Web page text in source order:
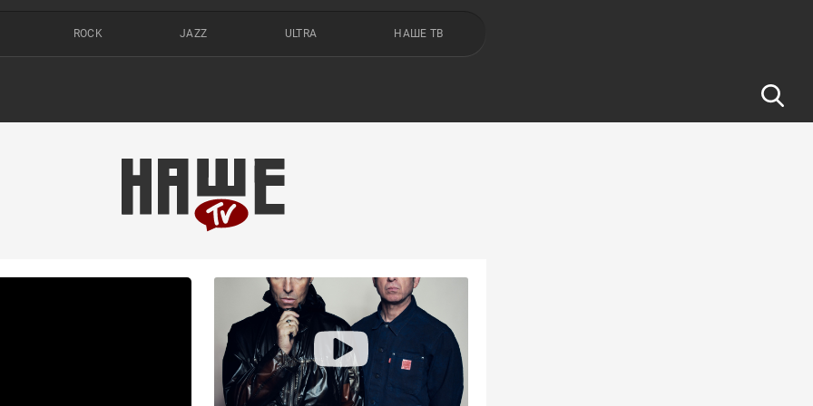
ROCK JAZZ ULTRA НАШЕ ТВ